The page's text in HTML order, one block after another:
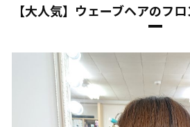
【大人気】ウェーブヘアのフ